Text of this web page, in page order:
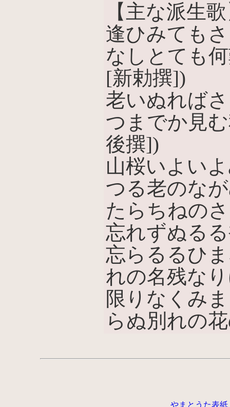
【主な派生
逢ひみても
なしとても
[新勅撰])
老いぬれば
つまでか見
後撰])
山桜いよい
つる老のな
たらちねの
忘れずぬる
忘らるるひ
れの名残な
限りなくみ
らぬ別れの
やまとうた表紙